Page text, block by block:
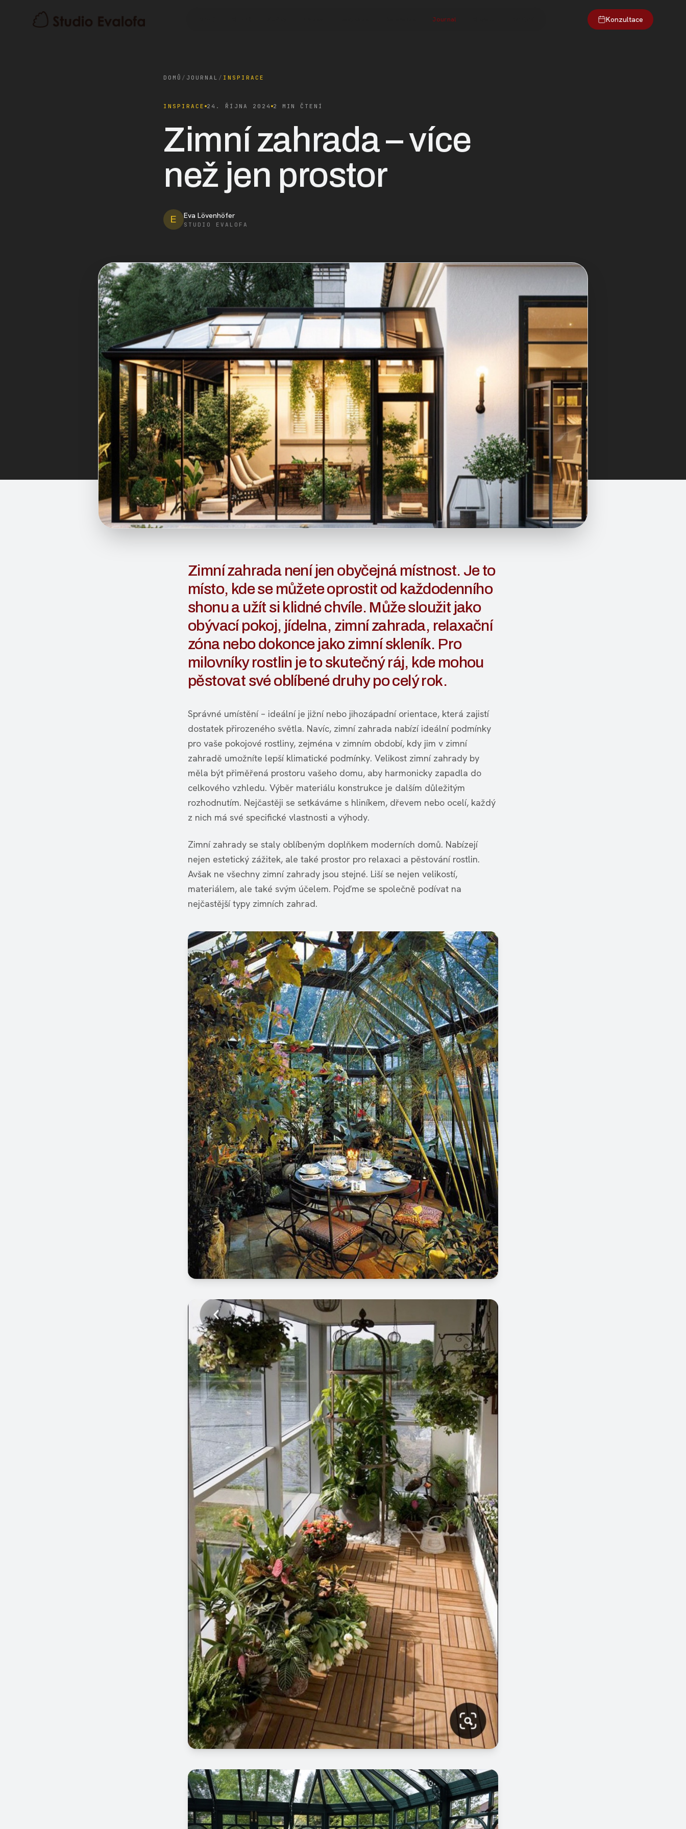
Journal Konzultace
DOMŮ / JOURNAL / INSPIRACE
INSPIRACE 24. ŘÍJNA 2024 2 MIN ČTENÍ
Zimní zahrada – více
než jen prostor
E Eva Lövenhöfer
STUDIO EVALOFA
Zimní zahrada není jen obyčejná místnost. Je to
místo, kde se můžete oprostit od každodenního
shonu a užít si klidné chvíle. Může sloužit jako
obývací pokoj, jídelna, zimní zahrada, relaxační
zóna nebo dokonce jako zimní skleník. Pro
milovníky rostlin je to skutečný ráj, kde mohou
pěstovat své oblíbené druhy po celý rok.
Správné umístění – ideální je jižní nebo jihozápadní orientace, která zajistí
dostatek přirozeného světla. Navíc, zimní zahrada nabízí ideální podmínky
pro vaše pokojové rostliny, zejména v zimním období, kdy jim v zimní
zahradě umožníte lepší klimatické podmínky. Velikost zimní zahrady by
měla být přiměřená prostoru vašeho domu, aby harmonicky zapadla do
celkového vzhledu. Výběr materiálu konstrukce je dalším důležitým
rozhodnutím. Nejčastěji se setkáváme s hliníkem, dřevem nebo ocelí, každý
z nich má své specifické vlastnosti a výhody.
Zimní zahrady se staly oblíbeným doplňkem moderních domů. Nabízejí
nejen estetický zážitek, ale také prostor pro relaxaci a pěstování rostlin.
Avšak ne všechny zimní zahrady jsou stejné. Liší se nejen velikostí,
materiálem, ale také svým účelem. Pojďme se společně podívat na
nejčastější typy zimních zahrad.